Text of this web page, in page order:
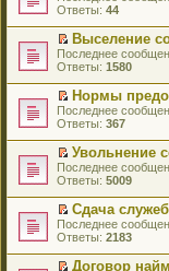
н
о
м
у
с
о
о
б
щ
н
и
ю
ч
и
а
н
о
м
у
с
о
о
б
щ
е
н
и
ю
в
м
у
н
е
п
р
о
ч
и
т
а
н
о
м
у
с
о
к
п
е
р
в
м
у
н
е
п
р
о
ч
и
т
а
н
о
е
е
й
т
и
к
п
е
р
в
о
м
у
е
п
р
о
ч
Ответы: 44
П
е
е
й
т
и
к
п
е
р
в
о
м
у
е
Выселение
Последнее
Ответы: 1580
П
е
е
й
т
и
к
п
е
р
в
о
Нормы
Последнее
Ответы: 367
П
е
е
й
т
и
к
Увольнение
Последнее
Ответы: 5009
П
е
е
Сдача
Последнее
Ответы: 2183
Договор